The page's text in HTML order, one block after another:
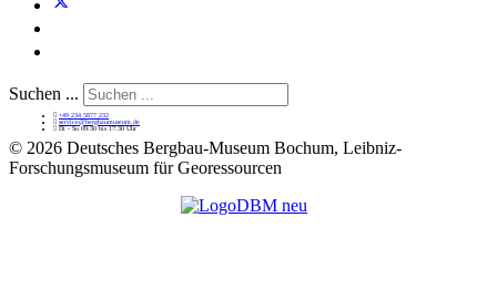
Suchen ...
+49 234 5877 232
service@bergbaumuseum.de
Di - So 09:30 bis 17:30 Uhr
© 2026 Deutsches Bergbau-Museum Bochum, Leibniz-
Forschungsmuseum für Georessourcen